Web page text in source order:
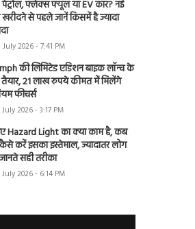
फ्लेक्स फ्यूल या EV कार? नई
खरीदने से पहले जानें किसमें है ज्यादा
July 2026 - 7:41 PM
की लिमिटेड एडिशन बाइक लॉन्च के
21 लाख रुपये कीमत में मिलेंगे
फीचर्स
July 2026 - 3:17 PM
Hazard Light का क्या काम है, कब
करें इसका इस्तेमाल, ज्यादातर लोग
सही तरीका
July 2026 - 6:14 PM